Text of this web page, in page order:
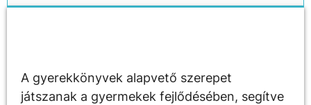
A gyerekkönyvek alapvető szerepet
játszanak a gyermekek fejlődésében, segítve